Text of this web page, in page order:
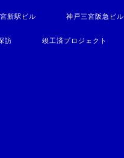
新駅ビル 神戸三宮阪急ビル
訪 竣工済プロジェクト